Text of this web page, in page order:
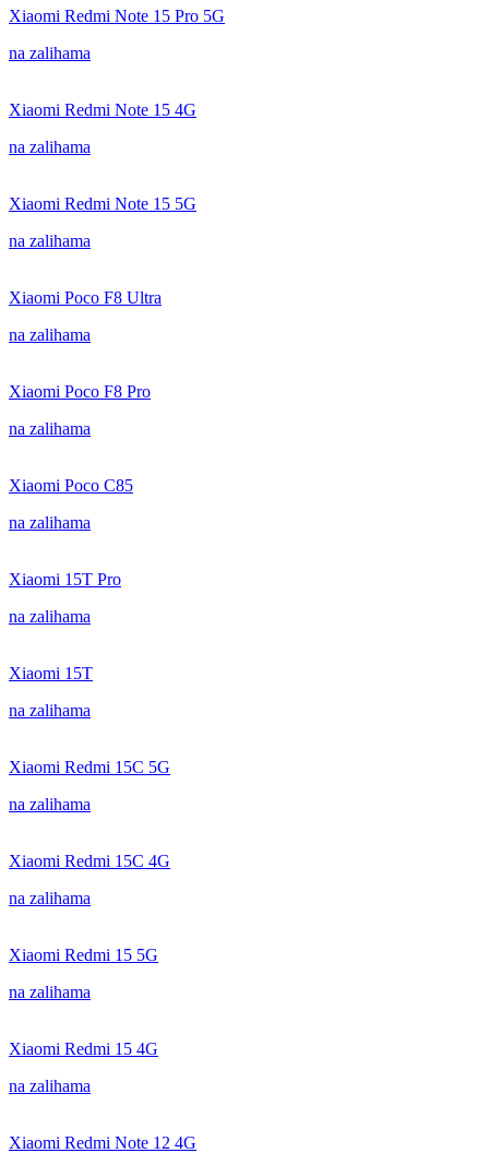
Xiaomi Redmi Note 15 Pro 5G
na zalihama
Xiaomi Redmi Note 15 4G
na zalihama
Xiaomi Redmi Note 15 5G
na zalihama
Xiaomi Poco F8 Ultra
na zalihama
Xiaomi Poco F8 Pro
na zalihama
Xiaomi Poco C85
na zalihama
Xiaomi 15T Pro
na zalihama
Xiaomi 15T
na zalihama
Xiaomi Redmi 15C 5G
na zalihama
Xiaomi Redmi 15C 4G
na zalihama
Xiaomi Redmi 15 5G
na zalihama
Xiaomi Redmi 15 4G
na zalihama
Xiaomi Redmi Note 12 4G